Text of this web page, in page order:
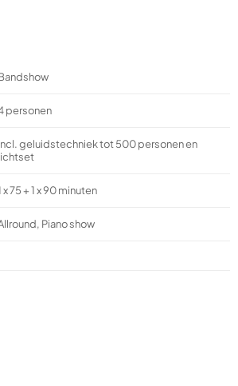
personen
geluidstechniek tot 500 personen en
x 75 + 1 x 90 minuten
Piano show